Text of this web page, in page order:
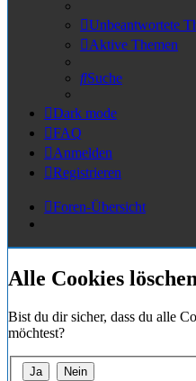
Unbeantwortete
Aktive Themen
Suche
Dark mode
FAQ
Anmelden
Registrieren
Foren-Übersicht
Alle Cookies löschen
Bist du dir sicher, dass du alle
möchtest?